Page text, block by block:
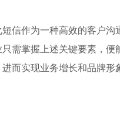
信作为一种高效的客户沟
需掌握上述关键要素，便
而实现业务增长和品牌形